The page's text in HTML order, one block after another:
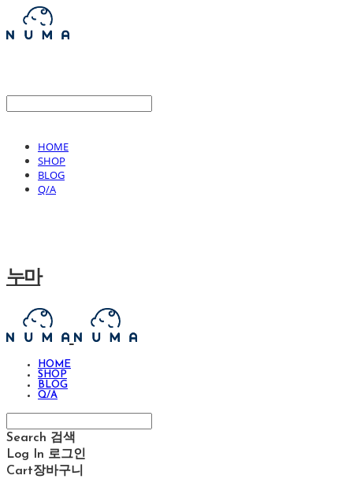
HOME
SHOP
BLOG
Q/A
누마
HOME
SHOP
BLOG
Q/A
Search 검색
Log In 로그인
Cart장바구니